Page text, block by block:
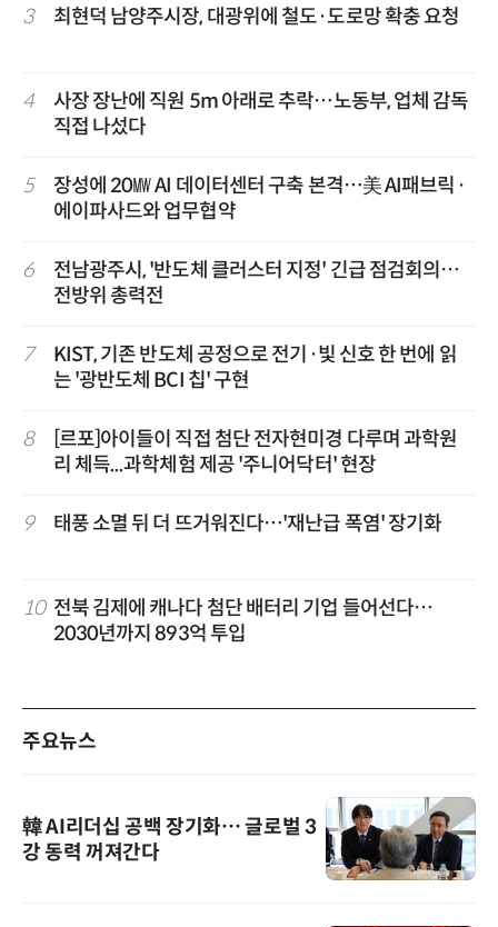
3 최현덕 남양주시장, 대광위에 철도·도로망 확충 요청
4
사장 장난에 직원 5m 아래로 추락…노동부, 업체 감독
직접 나섰다
5
장성에 20㎿ AI 데이터센터 구축 본격…美 AI패브릭·
에이파사드와 업무협약
6
전남광주시, '반도체 클러스터 지정' 긴급 점검회의…
전방위 총력전
7
KIST, 기존 반도체 공정으로 전기·빛 신호 한 번에 읽
는 '광반도체 BCI 칩' 구현
8
[르포]아이들이 직접 첨단 전자현미경 다루며 과학원
리 체득...과학체험 제공 '주니어닥터' 현장
9 태풍 소멸 뒤 더 뜨거워진다…'재난급 폭염' 장기화
10 전북 김제에 캐나다 첨단 배터리 기업 들어선다…
2030년까지 893억 투입
주요뉴스
韓 AI리더십 공백 장기화… 글로벌 3
강 동력 꺼져간다